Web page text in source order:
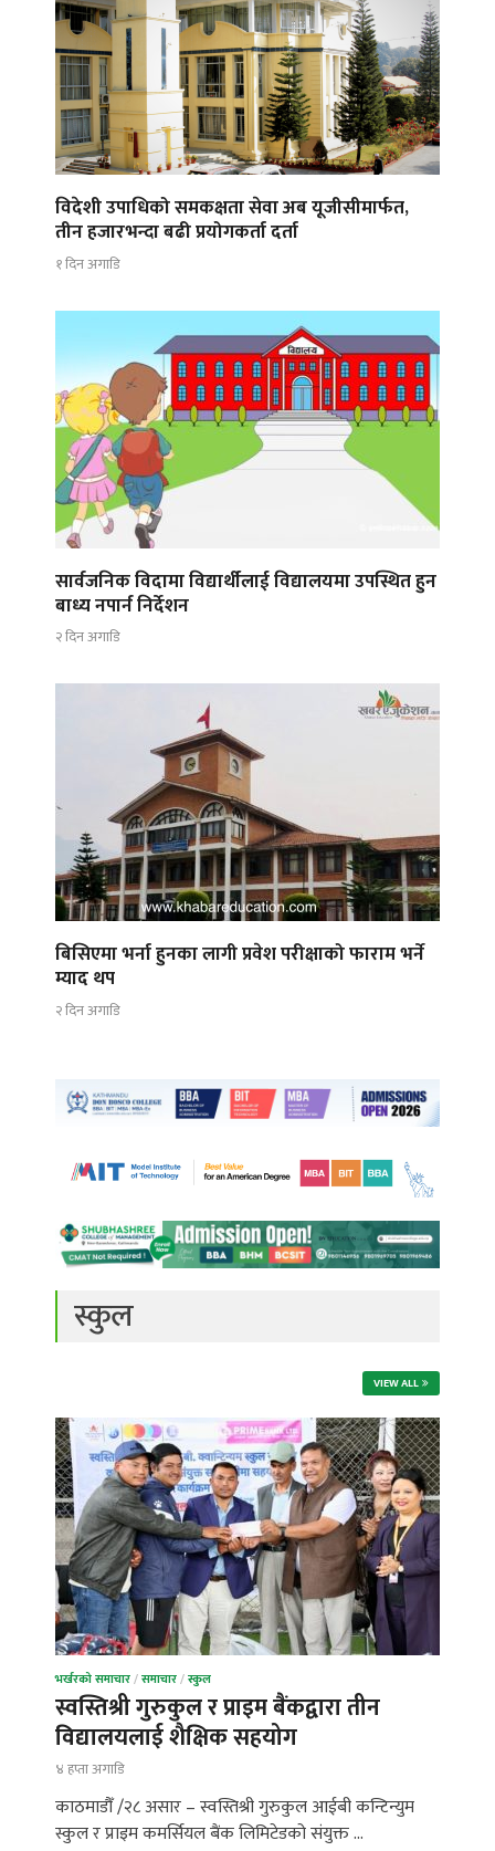
विदेशी उपाधिको समकक्षता सेवा अब यूजीसीमार्फत,
तीन हजारभन्दा बढी प्रयोगकर्ता दर्ता
१ दिन अगाडि
सार्वजनिक विदामा विद्यार्थीलाई विद्यालयमा उपस्थित हुन
बाध्य नपार्न निर्देशन
२ दिन अगाडि
बिसिएमा भर्ना हुनका लागी प्रवेश परीक्षाको फाराम भर्ने
म्याद थप
२ दिन अगाडि
स्कुल
VIEW ALL
भर्खरको समाचार/समाचार/स्कुल
स्वस्तिश्री गुरुकुल र प्राइम बैंकद्वारा तीन
विद्यालयलाई शैक्षिक सहयोग
४ हप्ता अगाडि
काठमाडौँ /२८ असार – स्वस्तिश्री गुरुकुल आईबी कन्टिन्युम
स्कुल र प्राइम कमर्सियल बैंक लिमिटेडको संयुक्त …